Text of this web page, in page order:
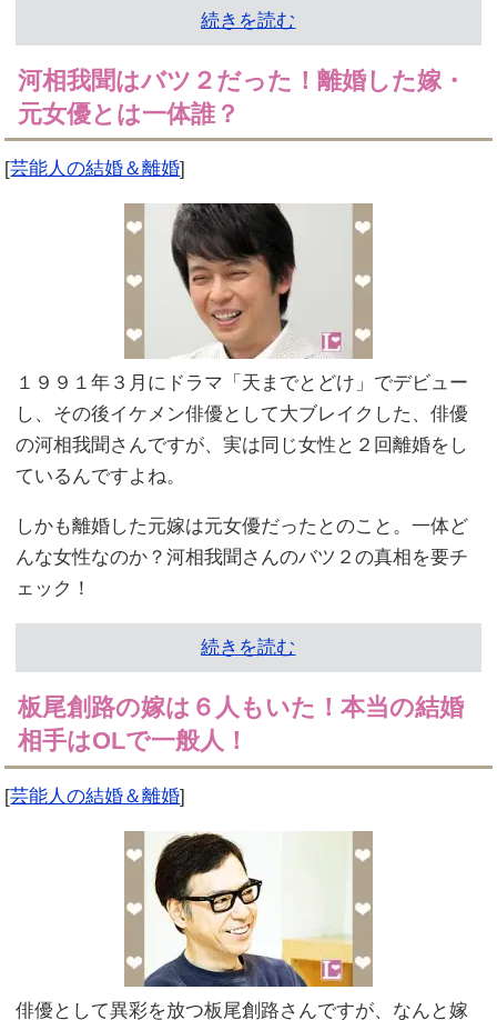
続きを読む
河相我聞はバツ２だった！離婚した嫁・
元女優とは一体誰？
[芸能人の結婚＆離婚]
１９９１年３月にドラマ「天までとどけ」でデビュー
し、その後イケメン俳優として大ブレイクした、俳優
の河相我聞さんですが、実は同じ女性と２回離婚をし
ているんですよね。
しかも離婚した元嫁は元女優だったとのこと。一体ど
んな女性なのか？河相我聞さんのバツ２の真相を要チ
ェック！
続きを読む
板尾創路の嫁は６人もいた！本当の結婚
相手はOLで一般人！
[芸能人の結婚＆離婚]
俳優として異彩を放つ板尾創路さんですが、なんと嫁